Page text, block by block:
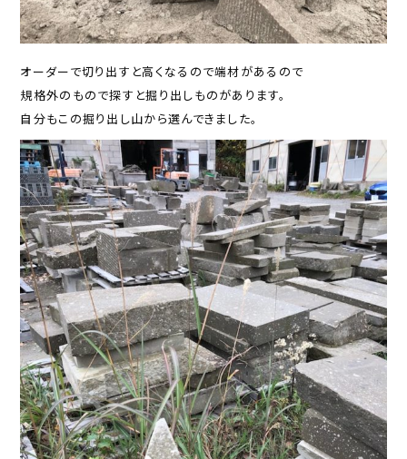
オーダーで切り出すと高くなるので端材があるので
規格外のもので探すと掘り出しものがあります。
自分もこの掘り出し山から選んできました。